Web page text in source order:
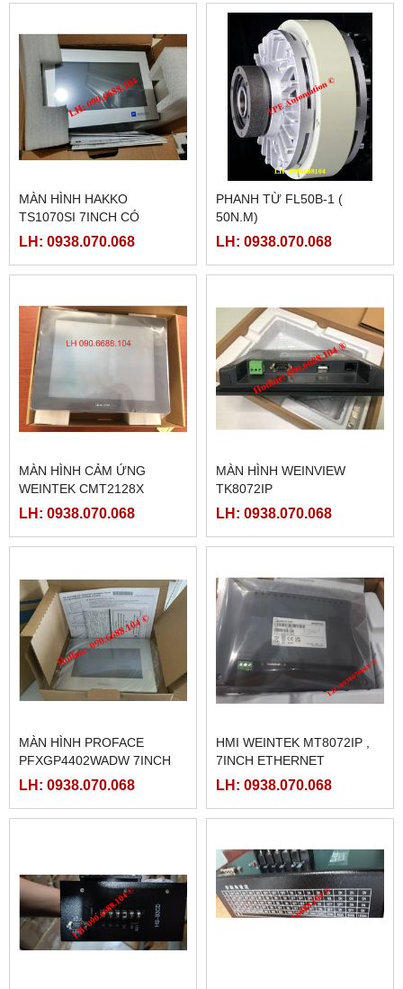
MÀN HÌNH HAKKO
TS1070SI 7INCH CÓ
ETHERNET
LH: 0938.070.068
PHANH TỪ FL50B-1 (
50N.M)
LH: 0938.070.068
MÀN HÌNH CẢM ỨNG
WEINTEK CMT2128X
LH: 0938.070.068
MÀN HÌNH WEINVIEW
TK8072IP
LH: 0938.070.068
MÀN HÌNH PROFACE
PFXGP4402WADW 7INCH
LH: 0938.070.068
HMI WEINTEK MT8072IP ,
7INCH ETHERNET
LH: 0938.070.068